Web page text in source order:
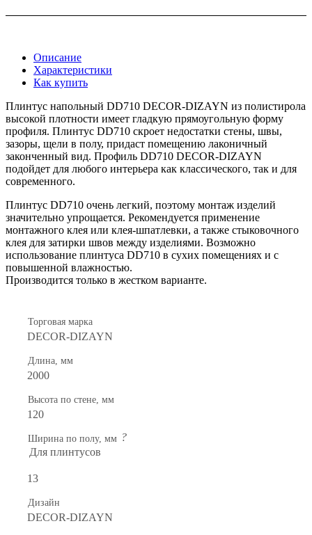
Описание
Характеристики
Как купить
Плинтус напольный DD710 DECOR-DIZAYN из полистирола
высокой плотности имеет гладкую прямоугольную форму
профиля. Плинтус DD710 скроет недостатки стены, швы,
зазоры, щели в полу, придаст помещению лаконичный
законченный вид. Профиль DD710 DECOR-DIZAYN
подойдет для любого интерьера как классического, так и для
современного.
Плинтус DD710 очень легкий, поэтому монтаж изделий
значительно упрощается. Рекомендуется применение
монтажного клея или клея-шпатлевки, а также стыковочного
клея для затирки швов между изделиями. Возможно
использование плинтуса DD710 в сухих помещениях и с
повышенной влажностью.
Производится только в жестком варианте.
Торговая марка
DECOR-DIZAYN
Длина, мм
2000
Высота по стене, мм
120
Ширина по полу, мм ?
Для плинтусов
13
Дизайн
DECOR-DIZAYN